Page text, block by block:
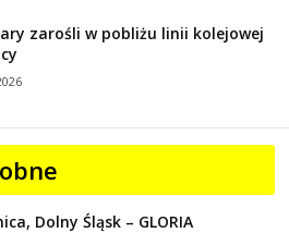
zarośli w pobliżu linii kolejowej
Dolny Śląsk – GLORIA